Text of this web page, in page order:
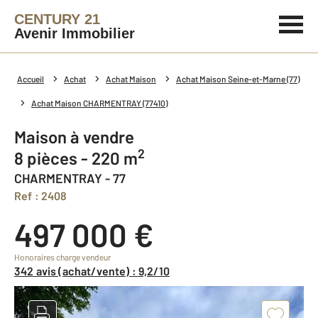
CENTURY 21
Avenir Immobilier
Accueil Achat Achat Maison Achat Maison Seine-et-Marne (77)
Achat Maison CHARMENTRAY (77410)
Maison à vendre
8 pièces - 220 m2
CHARMENTRAY - 77
Ref : 2408
497 000 €
Honoraires charge vendeur
342 avis (achat/vente) : 9,2/10